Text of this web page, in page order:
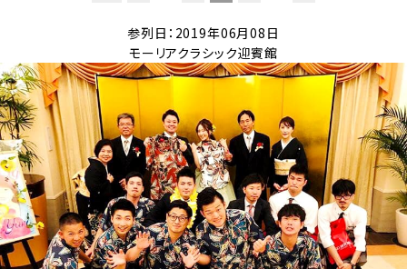
参列日：2019年06月08日
モーリアクラシック迎賓館